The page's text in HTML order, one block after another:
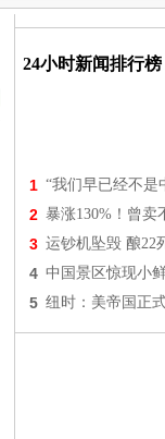
24小时新闻排行榜
1 “我们早已经不是
2 暴涨130%！曾卖
3 运钞机坠毁 酿22
4 中国景区惊现小
5 纽时：美帝国正